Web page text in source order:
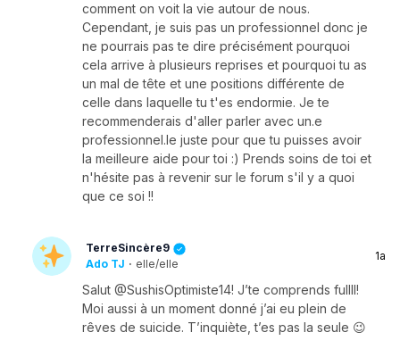
comment on voit la vie autour de nous.
Cependant, je suis pas un professionnel donc je
ne pourrais pas te dire précisément pourquoi
cela arrive à plusieurs reprises et pourquoi tu as
un mal de tête et une positions différente de
celle dans laquelle tu t'es endormie. Je te
recommenderais d'aller parler avec un.e
professionnel.le juste pour que tu puisses avoir
la meilleure aide pour toi :) Prends soins de toi et
n'hésite pas à revenir sur le forum s'il y a quoi
que ce soi !!
TerreSincère9
Ado TJ · elle/elle
1a
Salut @SushisOptimiste14! J’te comprends fullll!
Moi aussi à un moment donné j’ai eu plein de
rêves de suicide. T’inquiète, t’es pas la seule 😉